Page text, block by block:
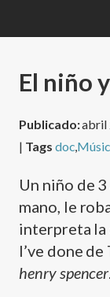
El niño
Publicado:abril
| Tags doc
Un niño de
mano, le
interpreta la
I’ve done
henry spencer.